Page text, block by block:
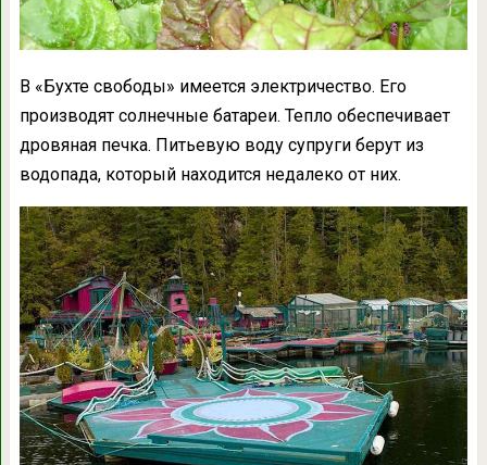
В «Бухте свободы» имеется электричество. Его
производят солнечные батареи. Тепло обеспечивает
дровяная печка. Питьевую воду супруги берут из
водопада, который находится недалеко от них.